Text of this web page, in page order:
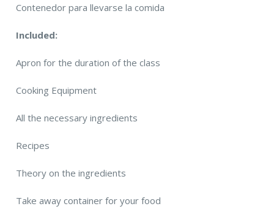
Contenedor para llevarse la comida
Included:
Apron for the duration of the class
Cooking Equipment
All the necessary ingredients
Recipes
Theory on the ingredients
Take away container for your food